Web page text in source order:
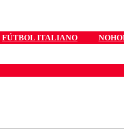
FÚTBOL ITALIANO